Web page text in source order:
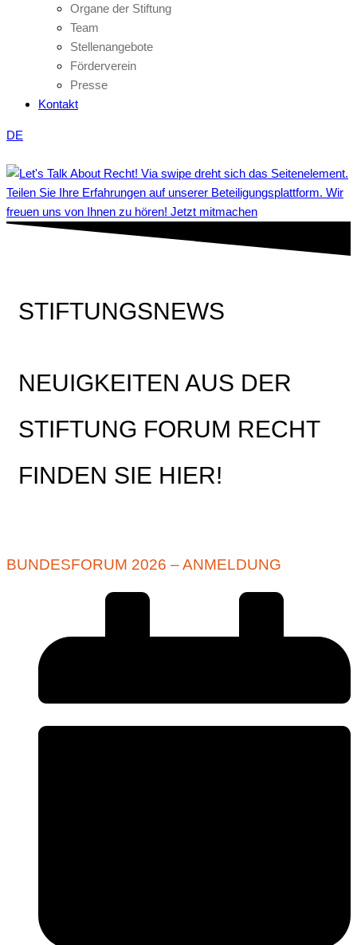
Organe der Stiftung
Team
Stellenangebote
Förderverein
Presse
Kontakt
DE
Teilen Sie Ihre Erfahrungen auf unserer Beteiligungsplattform. Wir
freuen uns von Ihnen zu hören! Jetzt mitmachen
STIFTUNGSNEWS
NEUIGKEITEN AUS DER
STIFTUNG FORUM RECHT
FINDEN SIE HIER!
BUNDESFORUM 2026 – ANMELDUNG